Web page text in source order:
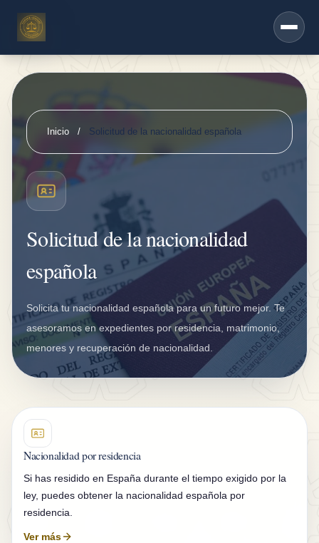
O
tr
o
s
e
r
vi
ci
o
S
e
g
u
r
s
D
K
V
B
l
Inicio / Solicitud de la nacionalidad española
Solicitud de la nacionalidad
española
Solicita tu nacionalidad española para un futuro mejor. Te
asesoramos en expedientes por residencia, matrimonio,
menores y recuperación de nacionalidad.
Nacionalidad por residencia
Si has residido en España durante el tiempo exigido por la
ley, puedes obtener la nacionalidad española por
residencia.
Ver más